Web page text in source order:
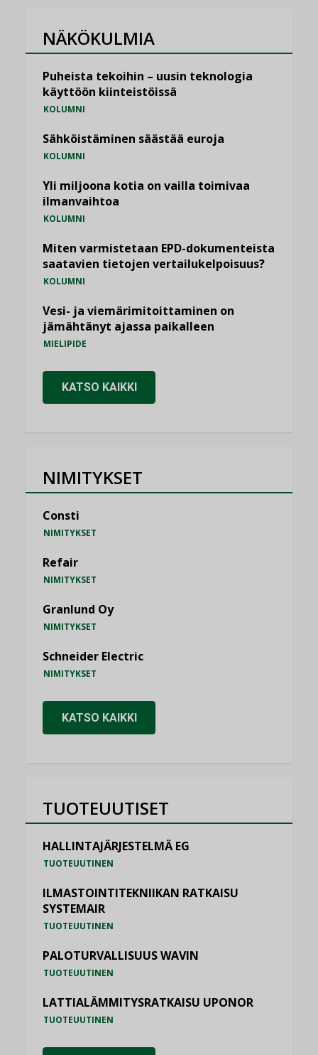
NÄKÖKULMIA
Puheista tekoihin – uusin teknologia
käyttöön kiinteistöissä
KOLUMNI
Sähköistäminen säästää euroja
KOLUMNI
Yli miljoona kotia on vailla toimivaa
ilmanvaihtoa
KOLUMNI
Miten varmistetaan EPD-dokumenteista
saatavien tietojen vertailukelpoisuus?
KOLUMNI
Vesi- ja viemärimitoittaminen on
jämähtänyt ajassa paikalleen
MIELIPIDE
KATSO KAIKKI
NIMITYKSET
Consti
NIMITYKSET
Refair
NIMITYKSET
Granlund Oy
NIMITYKSET
Schneider Electric
NIMITYKSET
KATSO KAIKKI
TUOTEUUTISET
HALLINTAJÄRJESTELMÄ EG
TUOTEUUTINEN
ILMASTOINTITEKNIIKAN RATKAISU
SYSTEMAIR
TUOTEUUTINEN
PALOTURVALLISUUS WAVIN
TUOTEUUTINEN
LATTIALÄMMITYSRATKAISU UPONOR
TUOTEUUTINEN